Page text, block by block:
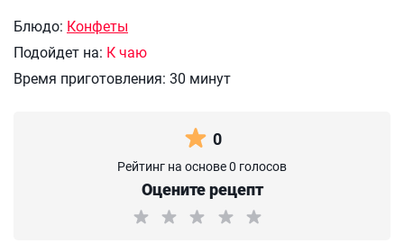
Блюдо: Конфеты
Подойдет на: К чаю
Время приготовления: 30 минут
0
Рейтинг на основе 0 голосов
Оцените рецепт